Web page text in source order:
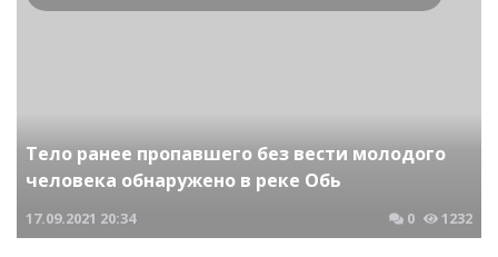
Тело ранее пропавшего без вести молодого
человека обнаружено в реке Обь
17.09.2021 20:34 0 1232